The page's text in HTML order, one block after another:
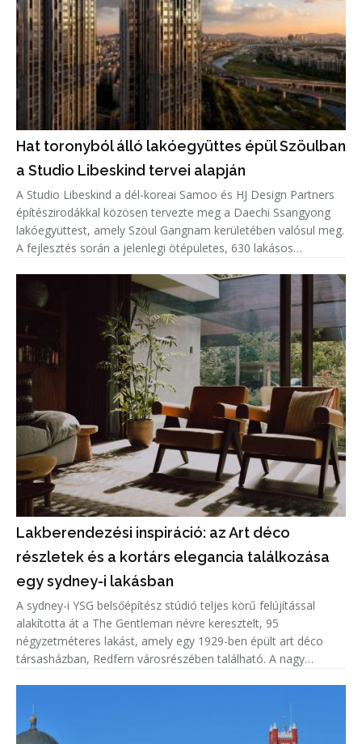
Hat toronyból álló lakóegyüttes épül Szöulban
a Studio Libeskind tervei alapján
A Studio Libeskind a dél-koreai Samoo és HJ Design Partners
építészirodákkal közösen tervezte meg a Daechi Ssangyong
lakóegyüttest, amely Szöul Gangnam kerületében valósul meg.
A fejlesztés során a jelenlegi ötépületes, 630 lakásos
emeletes to
Lakberendezési inspiráció: az Art déco
részletek és a kortárs elegancia találkozása
egy sydney-i lakásban
A sydney-i YSG belsőépítész stúdió teljes körű felújítással
alakította át a The Gentleman névre keresztelt, 95
négyzetméteres lakást, amely egy 1929-ben épült art déco
társasházban, Redfern városrészében található. A nagy